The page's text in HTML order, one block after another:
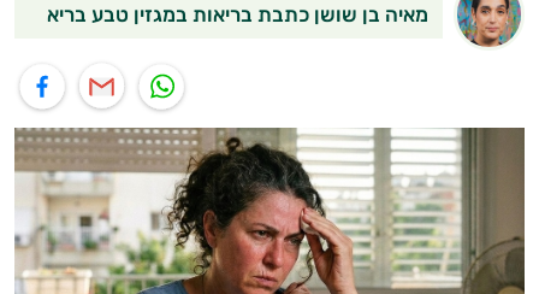
מאיה בן שושן כתבת בריאות במגזין טבע בריא